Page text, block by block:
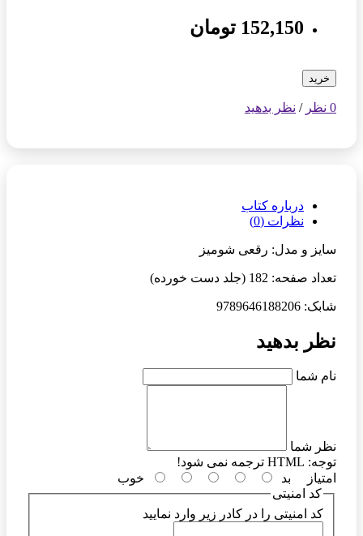
152,150 تومان
خرید
0 نظر / نظر بدهید
درباره کتاب
نظرات (0)
سایز و مدل: رقعی شومیز
تعداد صفحه: 182 (جلد دست خورده)
شابک: 9789646188206
نظر بدهید
نام شما
نظر شما
توجه:
امتیاز
بد
خوب
کد امنیتی
کد امنیتی را در کادر زیر وارد نمایید